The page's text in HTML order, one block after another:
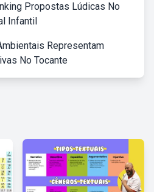
Propostas Lúdicas No
Infantil
Representam
No Tocante